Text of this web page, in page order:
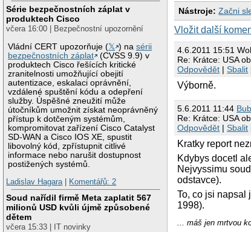
Série bezpečnostních záplat v
produktech Cisco
včera 16:00 | Bezpečnostní upozornění
Vládní CERT upozorňuje (𝕏 ) nasérii
bezpečnostních záplat
(CVSS 9.9) v
produktech Cisco řešících kritické
zranitelnosti umožňující obejití
autentizace, eskalaci oprávnění,
vzdálené spuštění kódu a odepření
služby. Úspěšné zneužití může
útočníkům umožnit získat neoprávněný
přístup k dotčeným systémům,
kompromitovat zařízení Cisco Catalyst
SD-WAN a Cisco IOS XE, spustit
libovolný kód, zpřístupnit citlivé
informace nebo narušit dostupnost
postižených systémů.
Ladislav Hagara| Komentářů: 2
Soud nařídil firmě Meta zaplatit 567
milionů USD kvůli újmě způsobené
dětem
včera 15:33 | IT novinky
Nástroje: Začni
Vložit další
4.6.2011 15:51
Re: Krátce: USA
Odpovědět |Sbalit
Výborně.
5.6.2011 11:44
Re: Krátce: USA
Odpovědět |Sbalit
Kratky report
Kdybys docetl
Nejvyssimu
odstavce).
To, co jsi napsal
1998).
... máš jen mrtvou